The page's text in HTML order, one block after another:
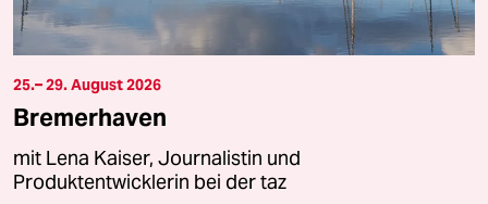
25.– 29. August 2026
Bremerhaven
mit Lena Kaiser, Journalistin und
Produktentwicklerin bei der taz